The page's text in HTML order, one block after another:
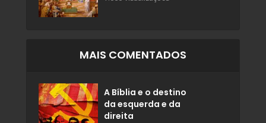
MAIS COMENTADOS
A Bíblia e o destino
da esquerda e da
direita